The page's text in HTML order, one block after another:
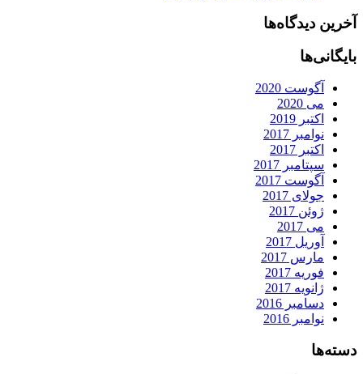
آخرین دیدگاه‌ها
بایگانی‌ها
آگوست 2020
می 2020
اکتبر 2019
نوامبر 2017
اکتبر 2017
سپتامبر 2017
آگوست 2017
جولای 2017
ژوئن 2017
می 2017
آوریل 2017
مارس 2017
فوریه 2017
ژانویه 2017
دسامبر 2016
نوامبر 2016
دسته‌ها